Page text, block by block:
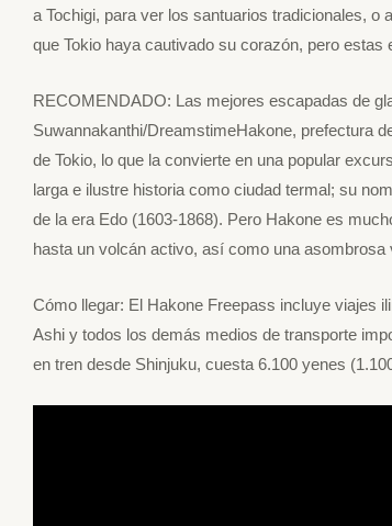
a Tochigi, para ver los santuarios tradicionales,
que Tokio haya cautivado su corazón, pero
RECOMENDADO: Las mejores escapadas de
Suwannakanthi/DreamstimeHakone, prefectura
de Tokio, lo que la convierte en una popular
larga e ilustre historia como ciudad termal; su
de la era Edo (1603-1868). Pero Hakone es
hasta un volcán activo, así como una
Cómo llegar: El Hakone Freepass incluye viajes
Ashi y todos los demás medios de transporte
en tren desde Shinjuku, cuesta 6.100 yenes